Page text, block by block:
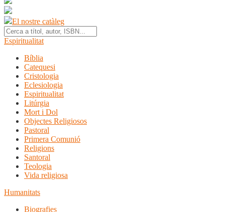
El nostre catàleg
Espiritualitat
Bíblia
Catequesi
Cristologia
Eclesiologia
Espiritualitat
Litúrgia
Mort i Dol
Objectes Religiosos
Pastoral
Primera Comunió
Religions
Santoral
Teologia
Vida religiosa
Humanitats
Biografies